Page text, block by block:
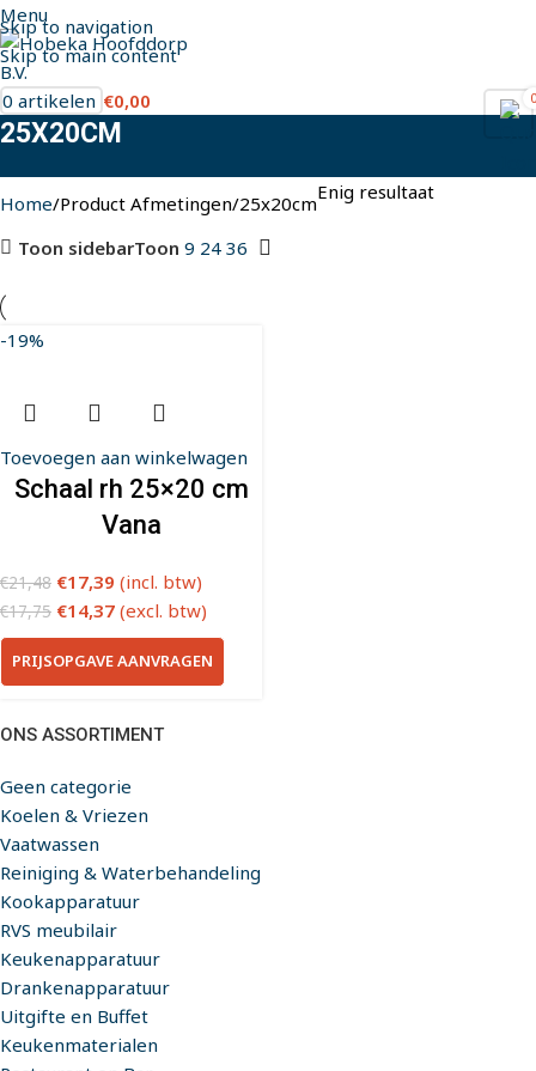
Skip to navigation
Skip to main content
Menu
0
0 artikelen €0,00
25X20CM
ONS ASSORTIMENT
Geen categorie
Koelen & Vriezen
Vaatwassen
Reiniging & Waterbehandeling
Kookapparatuur
RVS meubilair
Keukenapparatuur
Drankenapparatuur
Uitgifte en Buffet
Keukenmaterialen
Home Product Afmetingen 25x20cmEnig resultaat
Toon sidebarToon 9 24 36
-19%
Toevoegen aan winkelwagen
Schaal rh 25×20 cm
Vana
€21,48 €17,39 (incl. btw)
€17,75 €14,37 (excl. btw)
PRIJSOPGAVE AANVRAGEN